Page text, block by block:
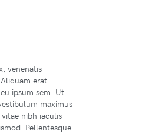
venenatis
erat
ipsum sem. Ut
maximus
nibh iaculis
Pellentesque